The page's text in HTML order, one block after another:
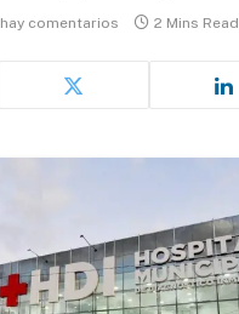
comentarios
2 Mins Read